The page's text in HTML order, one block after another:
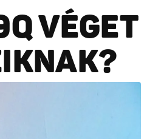
VÉGET